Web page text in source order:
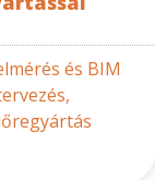
és BIM